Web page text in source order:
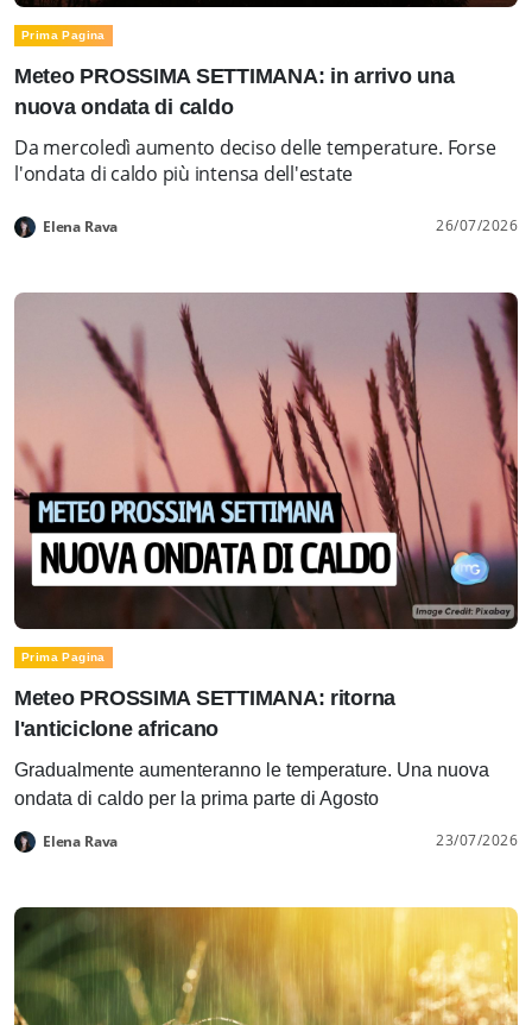
Prima Pagina
Meteo PROSSIMA SETTIMANA: in arrivo una
nuova ondata di caldo
Da mercoledì aumento deciso delle temperature. Forse
l'ondata di caldo più intensa dell'estate
Elena Rava 26/07/2026
Prima Pagina
Meteo PROSSIMA SETTIMANA: ritorna
l'anticiclone africano
Gradualmente aumenteranno le temperature. Una nuova
ondata di caldo per la prima parte di Agosto
Elena Rava 23/07/2026